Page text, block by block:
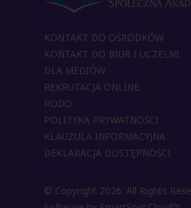
KONTAKT DO OŚRODKÓW
KONTAKT DO BIUR I UCZELNI
DLA MEDIÓW
REKRUTACJA ONLINE
RODO
POLITYKA PRYWATNOŚCI
KLAUZULA INFORMACYJNA
DEKLARACJA DOSTĘPNOŚCI
© Copyright 2026. All Rights